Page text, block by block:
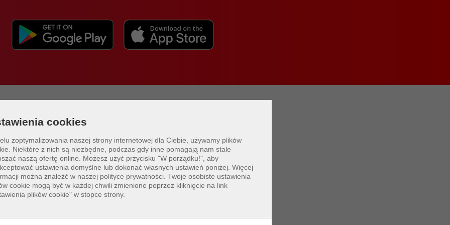
cookies
zoptymalizowania naszej strony internetowej dla Ciebie, używamy plików
Niektóre z nich są niezbędne, podczas gdy inne pomagają nam stale
naszą ofertę online.
Możesz użyć przycisku "W porządku!", aby
ustawienia domyślne lub dokonać własnych ustawień poniżej. Więcej
można znaleźć w naszej polityce prywatności. Twoje osobiste ustawienia
cookie mogą być w każdej chwili zmienione poprzez kliknięcie na link
plików cookie" w stopce strony.
Photo byCity of Gold CoastonUnsplash